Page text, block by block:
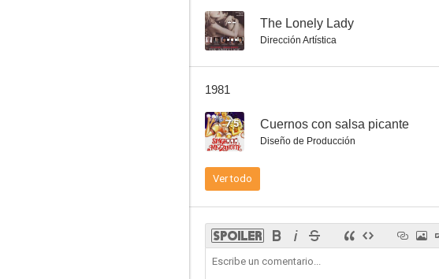
-- The Lonely Lady
Dirección Artística
1981
7.5 Cuernos con salsa picante
Diseño de Producción
Ver todo